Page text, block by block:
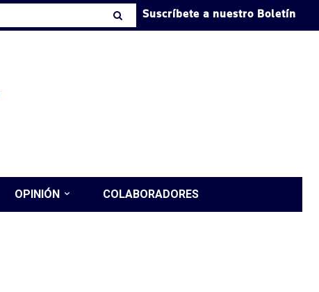
Suscríbete a nuestro Boletín
OPINIÓN COLABORADORES